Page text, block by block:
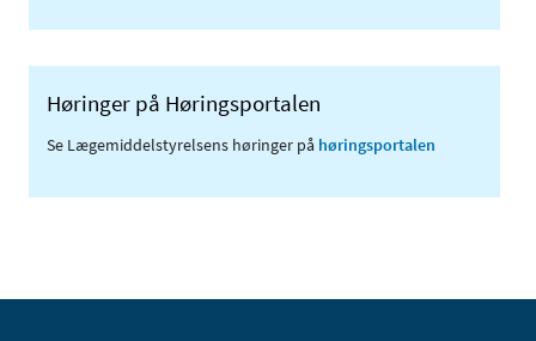
Høringer på Høringsportalen
Se Lægemiddelstyrelsens høringer på høringsportalen